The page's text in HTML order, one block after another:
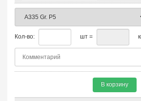
Кол-во: шт =
В корзину